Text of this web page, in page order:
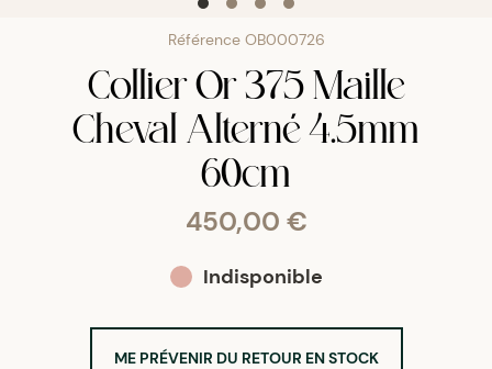
Référence OB000726
Collier Or 375 Maille
Cheval Alterné 4.5mm
60cm
450,00 €
Indisponible
ME PRÉVENIR DU RETOUR EN STOCK